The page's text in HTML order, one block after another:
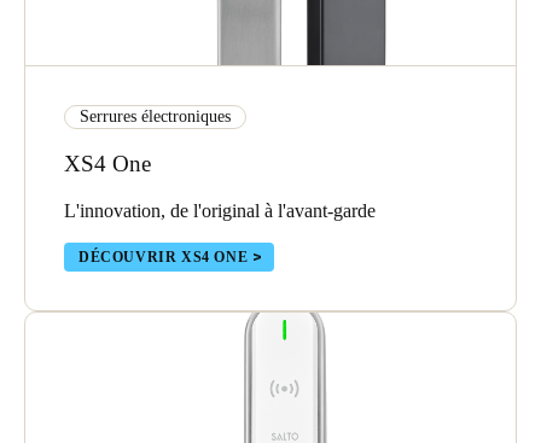
Serrures électroniques
XS4 One
L'innovation, de l'original à l'avant-garde
DÉCOUVRIR XS4 ONE